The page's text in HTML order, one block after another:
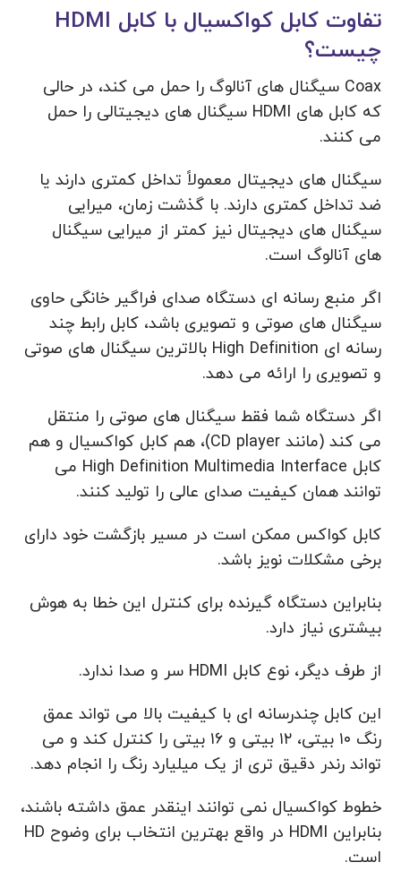
تفاوت کابل کواکسیال با کابل HDMI
چیست؟
Coax سیگنال های آنالوگ را حمل می کند، در حالی
که کابل های HDMI سیگنال های دیجیتالی را حمل
می کنند.
سیگنال های دیجیتال معمولاً تداخل کمتری دارند یا
ضد تداخل کمتری دارند. با گذشت زمان، میرایی
سیگنال های دیجیتال نیز کمتر از میرایی سیگنال
های آنالوگ است.
اگر منبع رسانه ای دستگاه صدای فراگیر خانگی حاوی
سیگنال های صوتی و تصویری باشد، کابل رابط چند
رسانه ای High Definition بالاترین سیگنال های صوتی
و تصویری را ارائه می دهد.
اگر دستگاه شما فقط سیگنال های صوتی را منتقل
می کند (مانند CD player)، هم کابل کواکسیال و هم
کابل High Definition Multimedia Interface می
توانند همان کیفیت صدای عالی را تولید کنند.
کابل کواکس ممکن است در مسیر بازگشت خود دارای
برخی مشکلات نویز باشد.
بنابراین دستگاه گیرنده برای کنترل این خطا به هوش
بیشتری نیاز دارد.
از طرف دیگر، نوع کابل HDMI سر و صدا ندارد.
این کابل چندرسانه ای با کیفیت بالا می تواند عمق
رنگ ۱۰ بیتی، ۱۲ بیتی و ۱۶ بیتی را کنترل کند و می
تواند رندر دقیق تری از یک میلیارد رنگ را انجام دهد.
خطوط کواکسیال نمی توانند اینقدر عمق داشته باشند،
بنابراین HDMI در واقع بهترین انتخاب برای وضوح HD
است.